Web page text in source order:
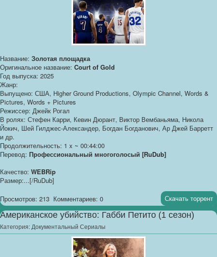
Название: Золотая площадка
Оригинальное название: Court of Gold
Год выпуска: 2025
Жанр:
Выпущено: США, Higher Ground Productions, Olympic Channel, Words &
Pictures, Words + Pictures
Режиссер: Джейк Рогал
В ролях: Стефен Карри, Кевин Дюрант, Виктор Вембаньяма, Никола
Йокич, Шей Гилджес-Александер, Богдан Богданович, Ар Джей Барретт
и др.
Продолжительность: 1 x ~ 00:44:00
Перевод: Профессиональный многоголосый [RuDub]
Качество: WEBRip
Размер:...[/RuDub]
Просмотров: 213 Комментариев: 0 Скачать торрент
Американское убийство: Габби Петито (1 сезон)
Категория: Документальный Сериалы